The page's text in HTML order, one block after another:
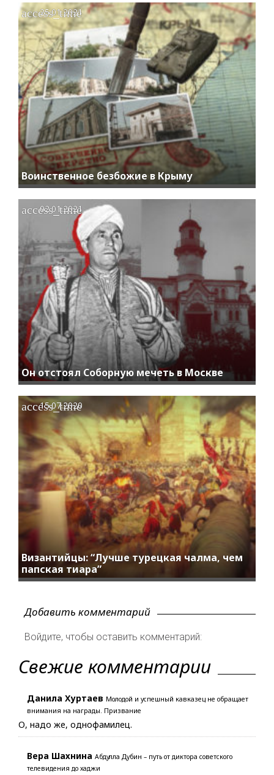
Воинственное безбожие в Крыму
access_time
25.01.2021
Он отстоял Соборную мечеть в Москве
access_time
02.01.2021
Византийцы: “Лучше турецкая чалма, чем
папская тиара”
access_time
15.07.2020
Добавить комментарий
Войдите, чтобы оставить комментарий:
Свежие комментарии
Данила Хуртаев Молодой и успешный кавказец не обращает
внимания на награды. Призвание
О, надо же, однофамилец.
Вера Шахнина Абдулла Дубин – путь от диктора советского
телевидения до хаджи